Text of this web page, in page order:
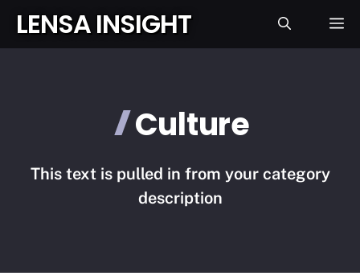
LENSA INSIGHT
Culture
This text is pulled in from your category
description